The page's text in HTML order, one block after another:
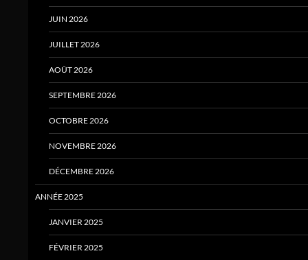
JUIN 2026
JUILLET 2026
AOÛT 2026
SEPTEMBRE 2026
OCTOBRE 2026
NOVEMBRE 2026
DÉCEMBRE 2026
ANNÉE 2025
JANVIER 2025
FÉVRIER 2025